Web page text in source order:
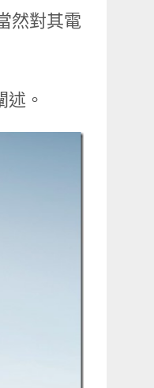
然對其電
。